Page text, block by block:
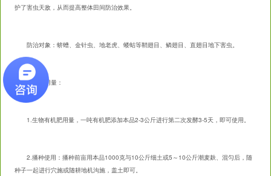
护了害虫天敌，从而提高整体田间防治效果。
防治对象：蛴螬、金针虫、地老虎、蝼蛄等鞘翅目、鳞翅目、直翅目地下害虫。
用法与用量：
1.生物有机肥用量，一吨有机肥添加本品2-3公斤进行第二次发酵3-5天，即可使用。
2.播种使用：播种前亩用本品1000克与10公斤细土或5～10公斤潮麦麸、混匀后，随
种子一起进行穴施或随耕地机沟施，盖土即可。